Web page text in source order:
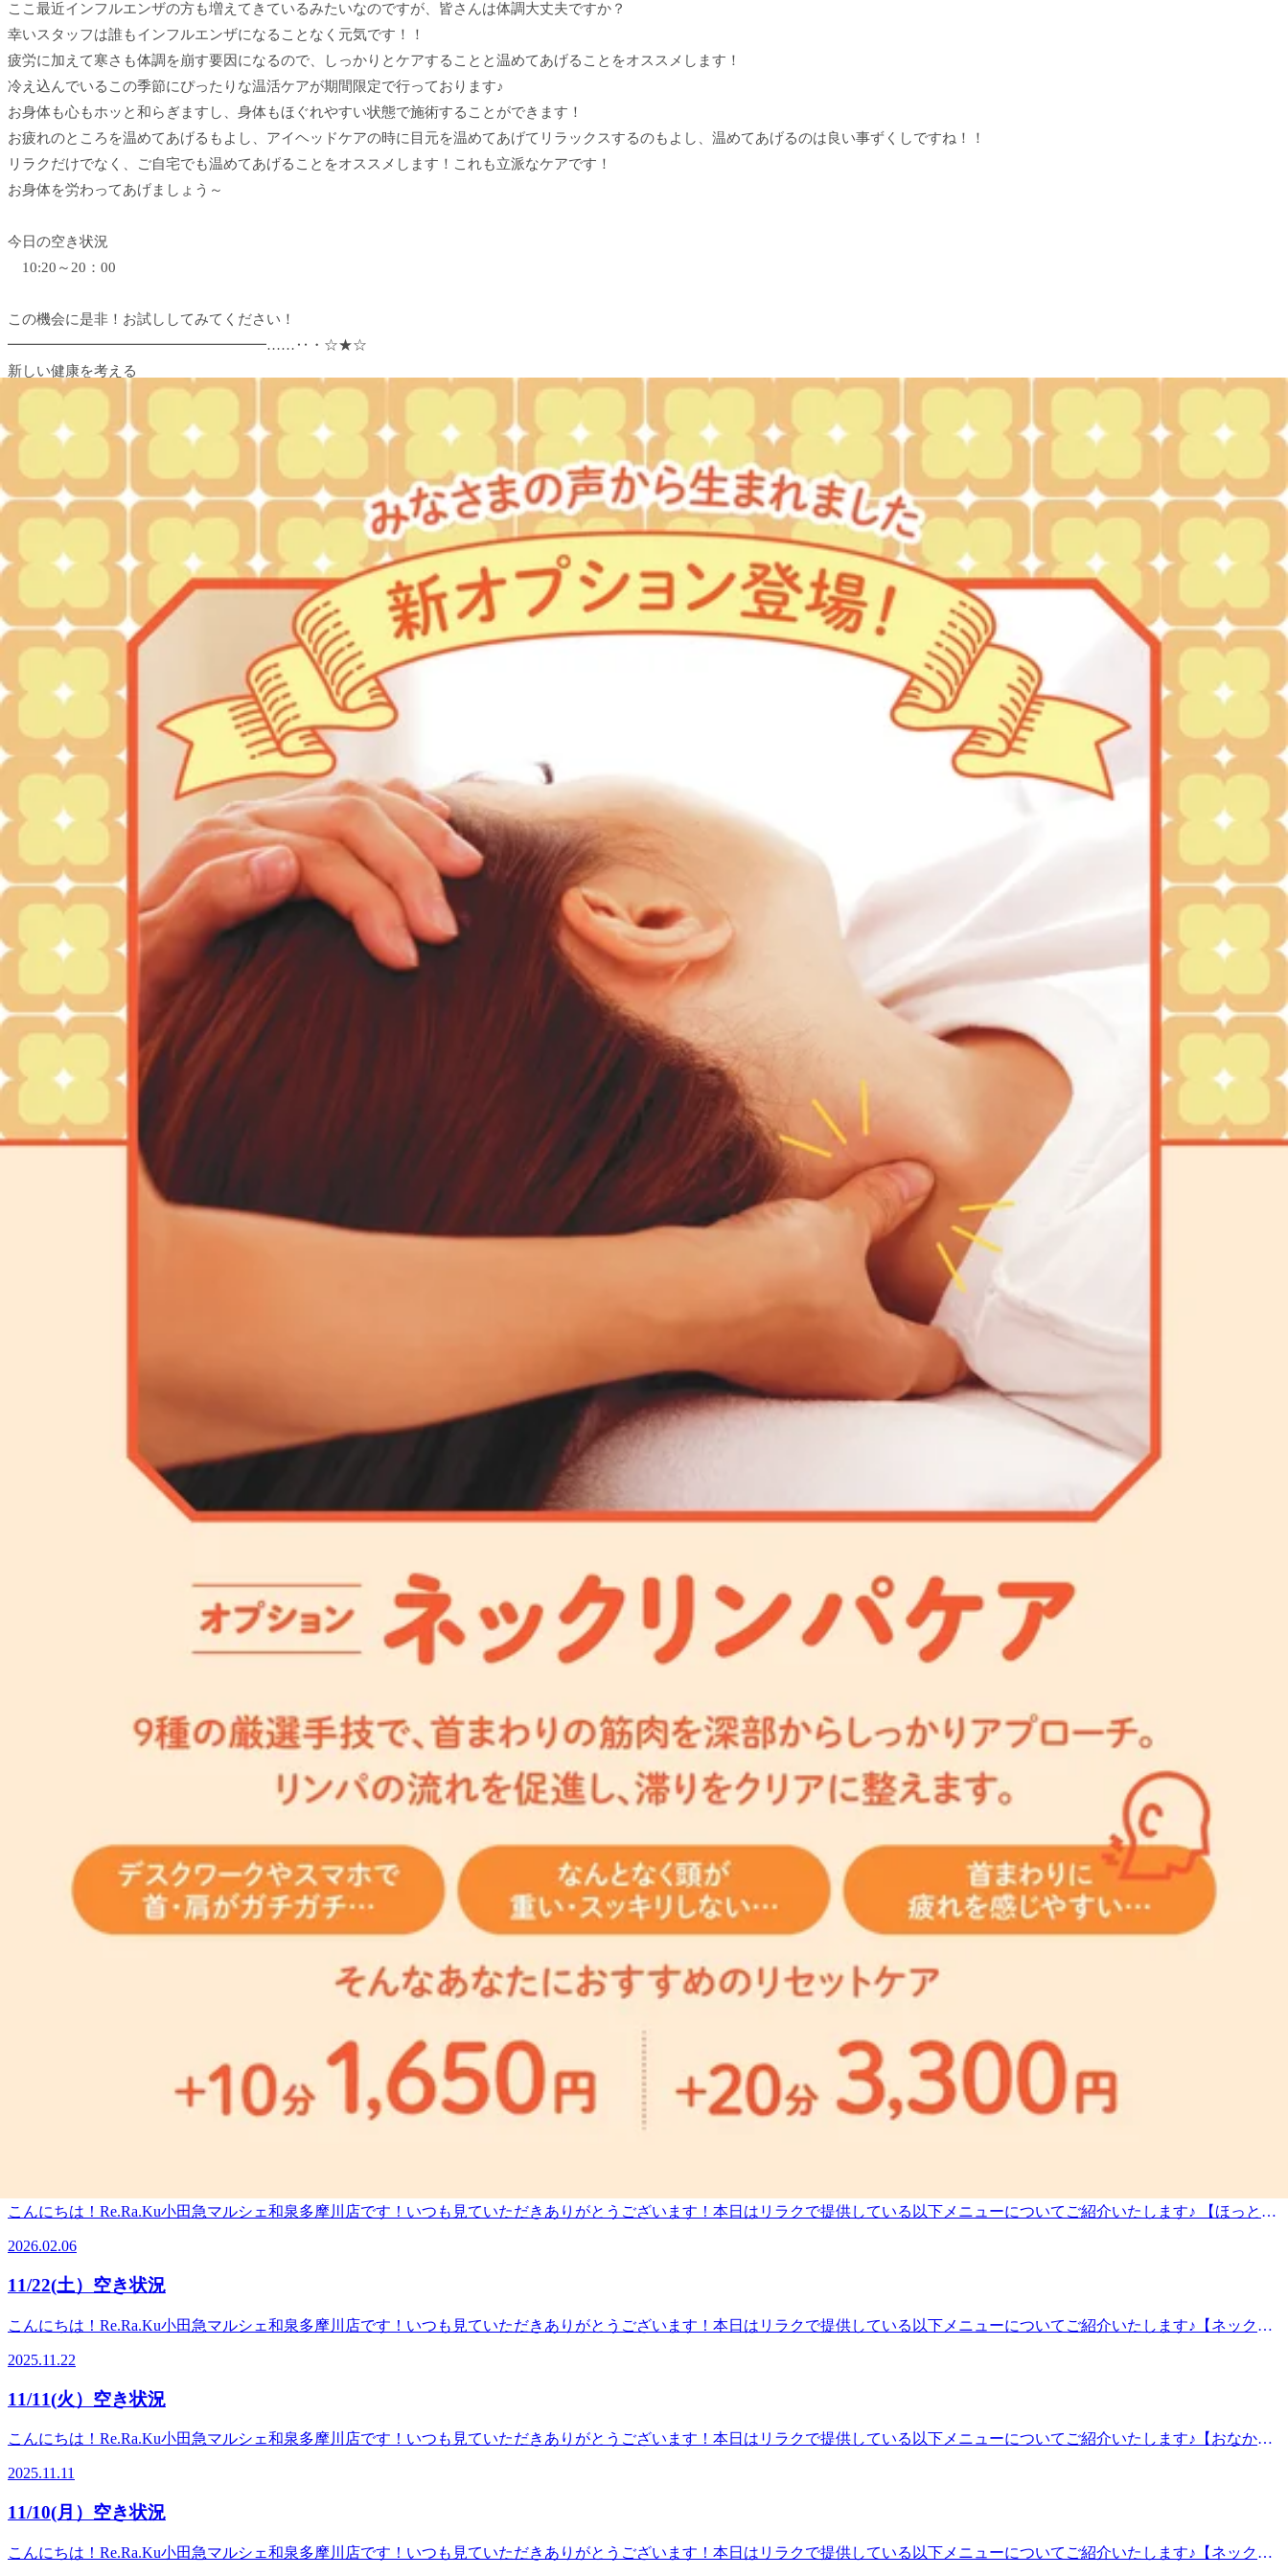
ここ最近インフルエンザの方も増えてきているみたいなのですが、皆さんは体調大丈夫ですか？
幸いスタッフは誰もインフルエンザになることなく元気です！！
疲労に加えて寒さも体調を崩す要因になるので、しっかりとケアすることと温めてあげることをオススメします！
冷え込んでいるこの季節にぴったりな温活ケアが期間限定で行っております♪
お身体も心もホッと和らぎますし、身体もほぐれやすい状態で施術することができます！
お疲れのところを温めてあげるもよし、アイヘッドケアの時に目元を温めてあげてリラックスするのもよし、温めてあげるのは良い事ずくしですね！！
リラクだけでなく、ご自宅でも温めてあげることをオススメします！これも立派なケアです！
お身体を労わってあげましょう～
今日の空き状況
10:20～20：00
この機会に是非！お試ししてみてください！
━━━━━━━━━━━━━━━━━━……‥・☆★☆
新しい健康を考える
Re.Ra.Ku 小田急マルシェ和泉多摩川店
【営業時間】
☆１０：００～２０：００（最終受付１９：３０）☆
【予約するには】↓
電話予約： 03-5761-7343
オンライン予約ＵＲＬ： https://reraku.jp/studio/izumitamagawa
ホットペッパー予約URL： https://beauty.hotpepper.jp/kr/slnH000340217/
小田急マルシェ和泉多摩川店は、土・日・祝日がかなり混み合いやすい店舗になっております♪
ご来店の際は、お早めにお電話かオンライン、ホットペッパービューティーからのご予約がオススメです＾＾☆！！
【住所】
〒201-0014
東京都狛江市東和泉4-2-1小田急マルシェ 和泉多摩川1F
小田急線・和泉多摩川駅直結♪
和泉多摩川駅の改札の目の前にあります☆
『狛江駅から徒歩8分！』
『登戸から徒歩15分！』
スタッフ一同、皆様のご来店を心よりお待ちしております＾＾！
★マッサージよりも気持ちいいリラクの肩甲骨ストレッチ★
父の日のギフトにいかがですか？
をプレゼントしたいな…」そんなあなたに、とってもハッピーなお知らせです！本日6月13日（土）から、スマホで簡単にリラクゼーション体験が贈れる「eギフト」が、なんと
【30%OFF】で買えちゃう超お得なキャンペーンがスタートします！ キャンペーン概要開催期間：2026年6月13日（土）〜 6月28日（日）の16日間！特典内容：3,000円以上のeギフトチケ
ットが、通常価格より30%OFF！有効期限：ご購入日から4ヶ月後の月末まで（余裕を持って使っていただけます）利用可能店舗：当店をはじめとする対象のRe.Ra.Ku店舗、Bell Epoc各
店、RuamRuam各店（※Spa Re.Ra.Kuは除きます） 例えばこんな使い方におすすめ！*6月21日（日）の「父の日」のプレゼントに！*お世話になっている大切な方への日頃の感謝に。い
つも頑張っている自分へのご褒美に。 今年の父の日は、リラクで「健康と癒やし」をプレゼント今年の父の日は、いつもお仕事や家事を頑張っているお父さんに「お疲れ様。ゆっくり
方法はとってもカンタン！下記のリンク（リラクグループ公式ギフトページ）にアクセス贈りたいチケットを選んで、クレジットカードで決済するだけ！ （Visa、MasterCard、JCB、
American Express、Dinersがご利用いただけます） 【eギフトのご購入はこちらから！】https://reraku.egift-store.com/?utm_source=HP&amp;utm_medium=footer&amp;utm_campaign=servicesite今年
の父の日や特別な日の贈り物は、いつもと一味違う「健康と癒やしの時間」を選んでみませんか？6月28日（日）までの2週間限定のチャンスです！ぜひこの機会をお見逃しなくチェック
してみてくださいね。皆様のご利用、そして大切な方のご来店を、スタッフ一同心よりお待ちしております！
こんにちは！Re.Ra.Ku小田急マルシェ和泉多摩川店です！いつも見ていただきありがとうございます！いよいよ新年度がスタートしましたね！新しい環境での生活が始まる方も多いので
はないでしょうか(^^)ただここ数日はお天気が雨模様のためお疲れも出やすかったりもします(&gt;_&lt;)本日はリラクで提供している以下メニューについてご紹介いたします♪【肩くびス
20分コース：横向き＋仰向け・40分コース：横向き＋仰向け(よりしっかり行いたい方にオススメです！)※オプションメニューの為、メインメニューとセットでご利用いただけます。 そ
の他、お疲れに合わせた各種メニューも取り揃えております♪ぜひ一緒に疲れの溜まりにくい毎日を作っていきましょう！今日の空き状況(※13:27現在) 13:30～20:00この機会に是非！お
終受付１９：２０）☆【予約するには】↓ 電話予約： 03-5761-7343 オンライン予約ＵＲＬ： https://reraku.jp/studio/izumitamagawa ホットペッパー予約URL：
https://beauty.hotpepper.jp/kr/slnH000340217/小田急マルシェ和泉多摩川店は、土・日・祝日がかなり混み合いやすい店舗になっております♪ご来店の際は、お早めにお電話かオンライン、ホ
ットペッパービューティーからのご予約がオススメです＾＾☆！！【住所】〒201-0014東京都狛江市東和泉4-2-1小田急マルシェ 和泉多摩川1F小田急線・和泉多摩川駅直結♪和泉多摩川駅
の改札の目の前にあります☆『狛江駅から徒歩8分！』『登戸から徒歩15分！』スタッフ一同、皆様のご来店を心よりお待ちしております＾＾！★マッサージよりも気持ちいいリラクの
肩甲骨ストレッチ★リラクのボディケアをぜひご体験ください★【和泉多摩川/登戸/狛江/マッサージ/肩甲骨】☆★☆----------------------------------------------------
3/22(日) 空き状況
ンパケア】首から鎖骨、首の裏をジェルを使って流していきます♪リンパの流れを整えることで肩や首のつらさを和らげることが期待できます。首回りの血流やリンパの滞りは頭の重さ
やお目元の疲れに関係していることもあるのでデスクワークやスマホ疲れの方にもオススメです！・10分コース：頭の付け根から鎖骨まで・20分コース：頭の付け根から鎖骨まで(より
しっかりほぐしたい方)好転反応が強く出やすい為、初めての方は10分コースから体験してみるのがオススメです♪※オプションメニューの為、メインメニューとセットでご利用いただけ
ます。 その他、お疲れに合わせた各種メニューも取り揃えております♪ぜひ一緒に疲れの溜まりにくい毎日を作っていきましょう！今日の空き状況(※18:00現在) 18:00～20:00この機会に
是非！お試ししてみてください！━━━━━━━━━━━━━━━━━━……‥・☆★☆新しい健康を考えるRe.Ra.Ku 小田急マルシェ和泉多摩川店 【営業時間】☆１０：００～２０：
００（最終受付１９：２０）☆【予約するには】↓ 電話予約： 03-5761-7343 オンライン予約ＵＲＬ： https://reraku.jp/studio/izumitamagawa ホットペッパー予約URL：
https://beauty.hotpepper.jp/kr/slnH000340217/小田急マルシェ和泉多摩川店は、土・日・祝日がかなり混み合いやすい店舗になっております♪ご来店の際は、お早めにお電話かオンライン、ホ
ットペッパービューティーからのご予約がオススメです＾＾☆！！【住所】〒201-0014東京都狛江市東和泉4-2-1小田急マルシェ 和泉多摩川1F小田急線・和泉多摩川駅直結♪和泉多摩川駅
の改札の目の前にあります☆『狛江駅から徒歩8分！』『登戸から徒歩15分！』スタッフ一同、皆様のご来店を心よりお待ちしております＾＾！★マッサージよりも気持ちいいリラクの
こんにちは！Re.Ra.Ku小田急マルシェ和泉多摩川店です！いつも見ていただきありがとうございます！本日はリラクで提供している以下メニューについてご紹介いたします♪【オイルフ
ットケア】※メインメニュー足裏、ふくらはぎ、膝周りをオイル(またはクリーム)を使い流していきます♪足は「第二の心臓」と心臓の次に重要な役割を担っていると言われており、フ
ットケアでは血液の循環を促します。そのため、老廃物の排出、むくみや肌荒れに対しても効果が期待されています。また、気持ちの良い強さで刺激するため、心身のストレスやリフレ
ッシュの効果も期待できます。日常生活でストレスを感じ、リラックスしたいお客様にもオススメです♪・30分コース：仰向けのみ(足裏メイン)・40分コース：仰向けのみ(足裏＋ふくら
りにくい毎日を作っていきましょう！今日の空き状況(※12:26現在) 12:25～17:00、18:40～20:00この機会に是非！お試ししてみてください！
━━━━━━━━━━━━━━━━━━……‥・☆★☆新しい健康を考えるRe.Ra.Ku 小田急マルシェ和泉多摩川店 【営業時間】☆１０：００～２０：００（最終受付１９：２０）
小田急マルシェ和泉多摩川店は、土・日・祝日がかなり混み合いやすい店舗になっております♪ご来店の際は、お早めにお電話かオンライン、ホットペッパービューティーからのご予約
がオススメです＾＾☆！！【住所】〒201-0014東京都狛江市東和泉4-2-1小田急マルシェ 和泉多摩川1F小田急線・和泉多摩川駅直結♪和泉多摩川駅の改札の目の前にあります☆『狛江駅か
ら徒歩8分！』『登戸から徒歩15分！』スタッフ一同、皆様のご来店を心よりお待ちしております＾＾！★マッサージよりも気持ちいいリラクの肩甲骨ストレッチ★リラクのボディケア
をぜひご体験ください★【和泉多摩川/登戸/狛江/マッサージ/肩甲骨】☆★☆----------------------------------------------------
2026.03.21
こんにちは！Re.Ra.Ku小田急マルシェ和泉多摩川店です！いつも見ていただきありがとうございます！本日はリラクで提供している以下メニューについてご紹介いたします♪【グレード
接客業などにより顔全体にお疲れやこわばりを感じる方、たるみ感やむくみ感が気になっている方にオススメです！・30分コースのみ(オプション単品での提供可能です)その他、お疲れ
に合わせた各種メニューも取り揃えております♪ぜひ一緒に疲れの溜まりにくい毎日を作っていきましょう！今日の空き状況(※10:00現在) 10:00～20:00この機会に是非！お試ししてみて
ください！━━━━━━━━━━━━━━━━━━……‥・☆★☆新しい健康を考えるRe.Ra.Ku 小田急マルシェ和泉多摩川店 【営業時間】☆１０：００～２０：００（最終受付１９：
２０）☆【予約するには】↓ 電話予約： 03-5761-7343 オンライン予約ＵＲＬ： https://reraku.jp/studio/izumitamagawa ホットペッパー予約URL：
https://beauty.hotpepper.jp/kr/slnH000340217/小田急マルシェ和泉多摩川店は、土・日・祝日がかなり混み合いやすい店舗になっております♪ご来店の際は、お早めにお電話かオンライン、ホ
こんにちは！Re.Ra.Ku小田急マルシェ和泉多摩川店です！いつも見ていただきありがとうございます！本日はリラクで提供している以下メニューについてご紹介いたします♪【肩くびス
トレッチ】上半身の大筋群にアプローチした、通常の手技では狙えない部位へのストレッチ専門コースです！横向きで上半身の大筋群をストレッチしていき、仰向け時は肩につながる上
試ししてみてください！━━━━━━━━━━━━━━━━━━……‥・☆★☆新しい健康を考えるRe.Ra.Ku 小田急マルシェ和泉多摩川店 【営業時間】☆１０：００～２０：００（最
終受付１９：２０）☆【予約するには】↓ 電話予約： 03-5761-7343 オンライン予約ＵＲＬ： https://reraku.jp/studio/izumitamagawa ホットペッパー予約URL：
https://beauty.hotpepper.jp/kr/slnH000340217/小田急マルシェ和泉多摩川店は、土・日・祝日がかなり混み合いやすい店舗になっております♪ご来店の際は、お早めにお電話かオンライン、ホ
の改札の目の前にあります☆『狛江駅から徒歩8分！』『登戸から徒歩15分！』スタッフ一同、皆様のご来店を心よりお待ちしております＾＾！★マッサージよりも気持ちいいリラクの
肩甲骨ストレッチ★リラクのボディケアをぜひご体験ください★【和泉多摩川/登戸/狛江/マッサージ/肩甲骨】☆★☆----------------------------------------------------
こんにちは！Re.Ra.Ku小田急マルシェ和泉多摩川店です！いつも見ていただきありがとうございます！本日はリラクで提供している以下メニューについてご紹介いたします♪ 【ほっとヘ
ます。特に日常生活でのストレスを感じている方、睡眠不良の方には20分コースがオススメです！・10分コース：頭＆目元(ほっとピロー付き！)・20分コース：頭＆目元＆側頭部(ほっと
ピロー付き！)※オプションメニューの為、メインメニューとセットでご利用いただけます。また、この冬はお目元以外もほっとピローで温めながら身体をリラックスさせていくキャン
ペーン中！心と身体のリフレッシュにご活用ください♪ その他、お疲れに合わせた各種メニューも取り揃えております♪ぜひ一緒に疲れの溜まりにくい毎日を作っていきましょう！本日
和泉多摩川店 【営業時間】☆１０：００～２０：００（最終受付１９：２０）☆【予約するには】↓ 電話予約： 03-5761-7343 オンライン予約ＵＲＬ：
https://reraku.jp/studio/izumitamagawa ホットペッパー予約URL： https://beauty.hotpepper.jp/kr/slnH000340217/小田急マルシェ和泉多摩川店は、土・日・祝日がかなり混み合いやすい店舗に
マルシェ 和泉多摩川1F小田急線・和泉多摩川駅直結♪和泉多摩川駅の改札の目の前にあります☆『狛江駅から徒歩8分！』『登戸から徒歩15分！』スタッフ一同、皆様のご来店を心より
お待ちしております＾＾！★マッサージよりも気持ちいいリラクの肩甲骨ストレッチ★リラクのボディケアをぜひご体験ください★【和泉多摩川/登戸/狛江/マッサージ/肩甲骨】☆★☆---
-------------------------------------------------
2026.02.06
11/22(土）空き状況
こんにちは！Re.Ra.Ku小田急マルシェ和泉多摩川店です！いつも見ていただきありがとうございます！本日はリラクで提供している以下メニューについてご紹介いたします♪【ネックリ
やお目元の疲れに関係していることもあるのでデスクワークやスマホ疲れの方にもオススメです！・10分コース：頭の付け根から鎖骨まで・20分コース：頭の付け根から鎖骨まで(より
しっかり行いたい方)好転反応が強く出やすい為、初めての方は10分コースから体験してみるのがオススメです♪※オプションメニューの為、メインメニューとセットでご利用いただけま
す。 その他、お疲れに合わせた各種メニューも取り揃えております♪ぜひ一緒に疲れの溜まりにくい毎日を作っていきましょう！今日の空き状況(※10:10現在) 10:10～11:00 12:10～
０：００～２０：００（最終受付１９：２０）☆【予約するには】↓ 電話予約： 03-5761-7343 オンライン予約ＵＲＬ： https://reraku.jp/studio/izumitamagawa ホットペッパー予約
URL： https://beauty.hotpepper.jp/kr/slnH000340217/小田急マルシェ和泉多摩川店は、土・日・祝日がかなり混み合いやすい店舗になっております♪ご来店の際は、お早めにお電話かオンラ
多摩川駅の改札の目の前にあります☆『狛江駅から徒歩8分！』『登戸から徒歩15分！』スタッフ一同、皆様のご来店を心よりお待ちしております＾＾！★マッサージよりも気持ちいい
リラクの肩甲骨ストレッチ★リラクのボディケアをぜひご体験ください★【和泉多摩川/登戸/狛江/マッサージ/肩甲骨】☆★☆----------------------------------------------------
2025.11.22
11/11(火）空き状況
こんにちは！Re.Ra.Ku小田急マルシェ和泉多摩川店です！いつも見ていただきありがとうございます！本日はリラクで提供している以下メニューについてご紹介いたします♪【おなかケ
とにもつながります。腰をほぐしても腰まわりが辛い方、おなかが不調と感じる方、姿勢が気になっている方にオススメです！また現在、『温活ケア』のキャンペーン中！ほっとピロー
で温めながらの施術も効果的です♪・10分コース：腸周り～横隔膜までアプローチ・20分コース：腸周り～横隔膜までアプローチ(よりしっかり行いたい方にオススメです♪)※オプション
メニューの為、メインメニューとセットでご利用いただけます。 その他、お疲れに合わせた各種メニューも取り揃えております♪ぜひ一緒に疲れの溜まりにくい毎日を作っていきましょ
を考えるRe.Ra.Ku 小田急マルシェ和泉多摩川店 【営業時間】☆１０：００～２０：００（最終受付１９：２０）☆【予約するには】↓ 電話予約： 03-5761-7343 オンライン予約ＵＲ
2025.11.11
11/10(月）空き状況
こんにちは！Re.Ra.Ku小田急マルシェ和泉多摩川店です！いつも見ていただきありがとうございます！本日はリラクで提供している以下メニューについてご紹介いたします♪【ネックリ